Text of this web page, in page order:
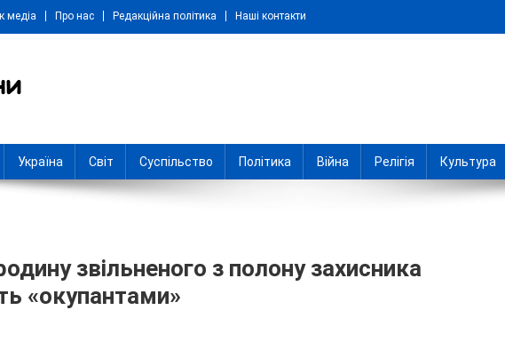
медіа Про нас Редакційна політика Наші контакти
Україна Світ Суспільство Політика Війна Релігія Культура
звільненого з полону захисника
«окупантами»